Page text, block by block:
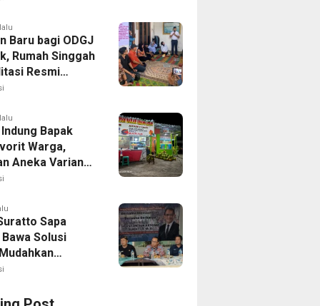
Baru bagi ODGJ
Rumah Singgah
Resmi
Bapak
Warga,
Aneka Varian
Muda
Sapa
Solusi